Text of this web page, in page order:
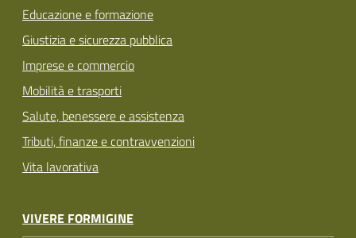
Educazione e formazione
Giustizia e sicurezza pubblica
Imprese e commercio
Mobilità e trasporti
Salute, benessere e assistenza
Tributi, finanze e contravvenzioni
Vita lavorativa
VIVERE FORMIGINE